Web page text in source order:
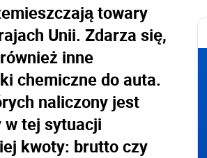
towary
Unii. Zdarza się,
inne
chemiczne do auta.
naliczony jest
w tej sytuacji
kwoty: brutto czy